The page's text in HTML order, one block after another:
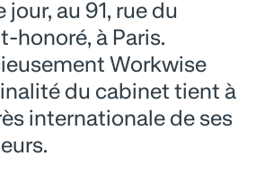
au 91, rue du
honoré, à Paris.
Workwise
du cabinet tient à
internationale de ses